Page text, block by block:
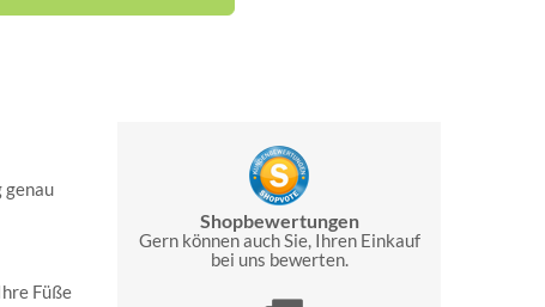
genau
Füße
Shopbewertungen
Gern können auch Sie, Ihren Einkauf
bei uns bewerten.